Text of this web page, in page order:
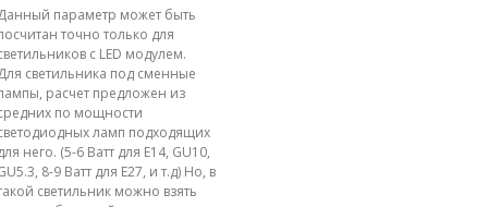
параметр может быть
точно только для
с LED модулем.
светильника под сменные
расчет предложен из
по мощности
ламп подходящих
него. (5-6 Ватт для E14, GU10,
8-9 Ватт для E27, и т.д) Но, в
светильник можно взять